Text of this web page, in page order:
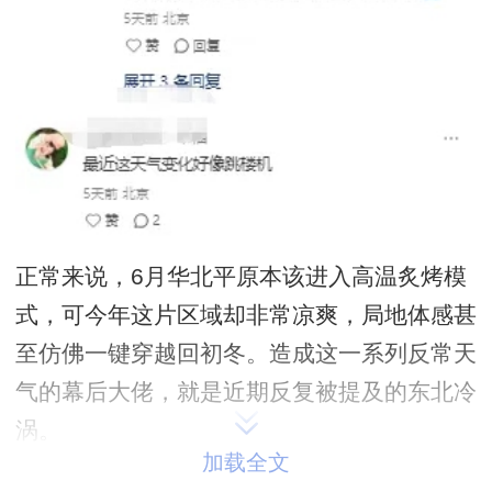
正常来说，6月华北平原本该进入高温炙烤模
式，可今年这片区域却非常凉爽，局地体感甚
至仿佛一键穿越回初冬。造成这一系列反常天
气的幕后大佬，就是近期反复被提及的东北冷
涡。
加载全文